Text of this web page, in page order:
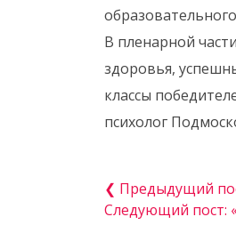
В пленарной
здоровья,
классы
психолог
❮ Предыдущий
Следующий пост: